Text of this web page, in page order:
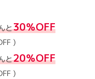
と30％OFF
)
と20％OFF
)